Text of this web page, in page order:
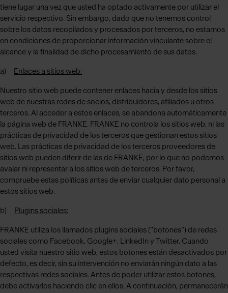
tiene lugar una vez que usted ha optado activamente por utilizar el
servicio respectivo. Sin embargo, dado que no tenemos control
sobre los datos recopilados y procesados por terceros, no estamos
en condiciones de proporcionar información vinculante sobre el
alcance y la finalidad de dicho procesamiento de sus datos.
a) Enlaces a sitios web:
Nuestro sitio web puede contener enlaces hacia y desde los sitios
web de nuestras redes de socios, distribuidores, afiliados u otros
terceros. Al acceder a estos enlaces, se abandona automáticamente
la página web de FRANKE. FRANKE no controla los sitios web, ni las
prácticas de privacidad de los terceros que gestionan estos sitios
web. Las prácticas de privacidad de los terceros proveedores de
sitios web pueden diferir de las de FRANKE, por lo que no podemos
avalar ni representar a los sitios web de terceros. Por favor,
compruebe estas políticas antes de enviar cualquier dato personal a
estos sitios web.
b) Plugins sociales:
FRANKE utiliza los llamados plugins sociales (“botones”) de redes
sociales como Facebook, Google+, LinkedIn y Twitter. Cuando
usted visita nuestro sitio web, estos botones están desactivados por
defecto, es decir, sin su intervención no enviarán ningún dato a las
respectivas redes sociales. Antes de poder utilizar estos botones,
debe activarlos haciendo clic en ellos. A continuación, permanecerán